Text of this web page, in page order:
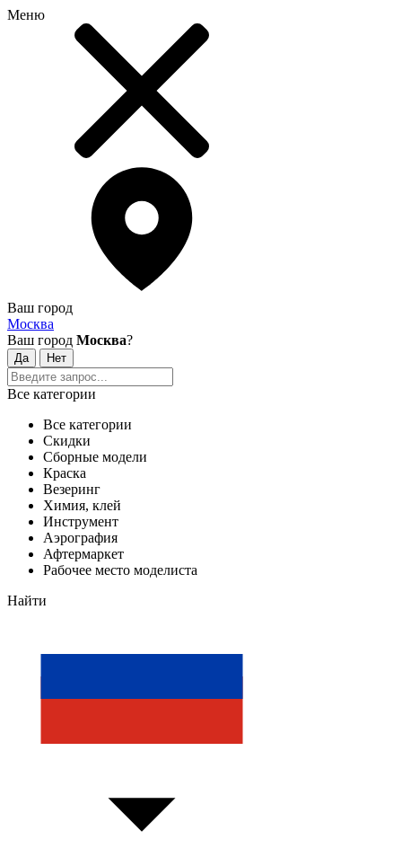
Меню
Ваш город
Москва
Ваш город Москва?
Все категории
Все категории
Скидки
Сборные модели
Краска
Везеринг
Химия, клей
Инструмент
Аэрография
Афтермаркет
Рабочее место моделиста
Найти